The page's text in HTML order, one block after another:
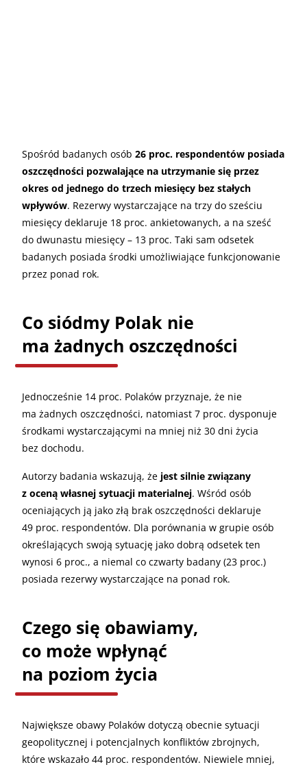
Spośród badanych osób 26 proc. respondentów posiada
oszczędności pozwalające na utrzymanie się przez
okres od jednego do trzech miesięcy bez stałych
wpływów. Rezerwy wystarczające na trzy do sześciu
miesięcy deklaruje 18 proc. ankietowanych, a na sześć
do dwunastu miesięcy – 13 proc. Taki sam odsetek
badanych posiada środki umożliwiające funkcjonowanie
przez ponad rok.
Co siódmy Polak nie
ma żadnych oszczędności
Jednocześnie 14 proc. Polaków przyznaje, że nie
ma żadnych oszczędności, natomiast 7 proc. dysponuje
środkami wystarczającymi na mniej niż 30 dni życia
bez dochodu.
Autorzy badania wskazują, że jest silnie związany
z oceną własnej sytuacji materialnej. Wśród osób
oceniających ją jako złą brak oszczędności deklaruje
49 proc. respondentów. Dla porównania w grupie osób
określających swoją sytuację jako dobrą odsetek ten
wynosi 6 proc., a niemal co czwarty badany (23 proc.)
posiada rezerwy wystarczające na ponad rok.
Czego się obawiamy,
co może wpłynąć
na poziom życia
Największe obawy Polaków dotyczą obecnie sytuacji
geopolitycznej i potencjalnych konfliktów zbrojnych,
które wskazało 44 proc. respondentów. Niewiele mniej,